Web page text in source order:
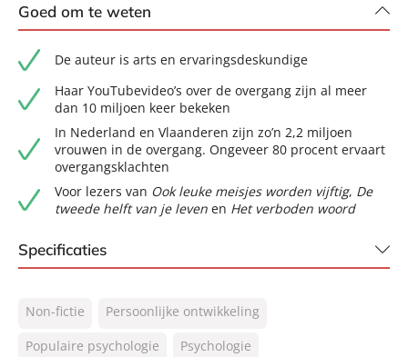
Goed om te weten
De auteur is arts en ervaringsdeskundige
Haar YouTubevideo’s over de overgang zijn al meer
dan 10 miljoen keer bekeken
In Nederland en Vlaanderen zijn zo’n 2,2 miljoen
vrouwen in de overgang. Ongeveer 80 procent ervaart
overgangsklachten
Voor lezers van Ook leuke meisjes worden vijftig, De
tweede helft van je leven en Het verboden woord
Specificaties
NUR:
860
Type:
Paperback
Non-fictie
Persoonlijke ontwikkeling
Populaire psychologie
Psychologie